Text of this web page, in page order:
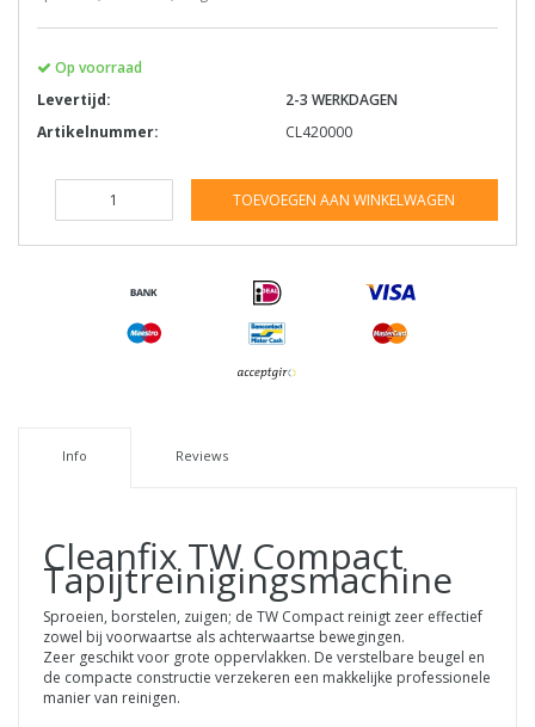
Op voorraad
Levertijd:
2-3 WERKDAGEN
Artikelnummer:
CL420000
TOEVOEGEN AAN WINKELWAGEN
Info Reviews
Cleanfix TW Compact
Tapijtreinigingsmachine
Sproeien, borstelen, zuigen; de TW Compact reinigt zeer effectief
zowel bij voorwaartse als achterwaartse bewegingen.
Zeer geschikt voor grote oppervlakken. De verstelbare beugel en
de compacte constructie verzekeren een makkelijke professionele
manier van reinigen.